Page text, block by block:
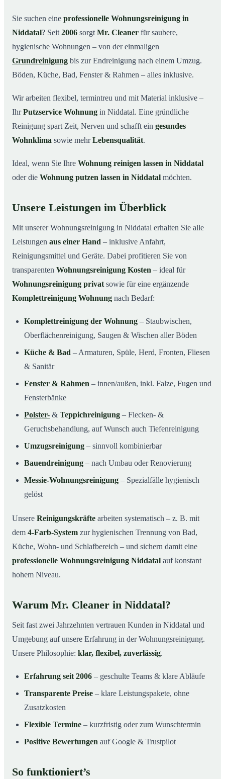
03Warum Mr. Cleaner in Niddatal?
04So funktioniert’s
05Typische Anlässe für eine Wohnungsreinigung
08So reinigen unsere Profis Ihre Wohnung in
Niddatal
Sie suchen eine professionelle Wohnungsreinigung in
Niddatal? Seit 2006 sorgt Mr. Cleaner für saubere,
hygienische Wohnungen – von der einmaligen
Grundreinigung bis zur Endreinigung nach einem Umzug.
Böden, Küche, Bad, Fenster & Rahmen – alles inklusive.
Wir arbeiten flexibel, termintreu und mit Material inklusive –
IhrPutzservice Wohnung in Niddatal. Eine gründliche
Reinigung spart Zeit, Nerven und schafft ein gesundes
Wohnklima sowie mehrLebensqualität.
Ideal, wenn Sie Ihre Wohnung reinigen lassen in Niddatal
oder die Wohnung putzen lassen in Niddatal möchten.
Unsere Leistungen im Überblick
Mit unserer Wohnungsreinigung in Niddatal erhalten Sie alle
Leistungen aus einer Hand – inklusive Anfahrt,
Reinigungsmittel und Geräte. Dabei profitieren Sie von
transparenten Wohnungsreinigung Kosten – ideal für
Wohnungsreinigung privat sowie für eine ergänzende
Komplettreinigung Wohnung nach Bedarf:
Komplettreinigung der Wohnung – Staubwischen,
Oberflächenreinigung, Saugen & Wischen aller Böden
Küche & Bad – Armaturen, Spüle, Herd, Fronten, Fliesen
& Sanitär
Fenster & Rahmen – innen/außen, inkl. Falze, Fugen und
Fensterbänke
Polster- & Teppichreinigung – Flecken- &
Geruchsbehandlung, auf Wunsch auch Tiefenreinigung
Umzugsreinigung – sinnvoll kombinierbar
Bauendreinigung – nach Umbau oder Renovierung
Messie-Wohnungsreinigung – Spezialfälle hygienisch
gelöst
Unsere Reinigungskräfte arbeiten systematisch – z. B. mit
dem 4-Farb-System zur hygienischen Trennung von Bad,
Küche, Wohn- und Schlafbereich – und sichern damit eine
professionelle Wohnungsreinigung Niddatal auf konstant
hohem Niveau.
Warum Mr. Cleaner in Niddatal?
Seit fast zwei Jahrzehnten vertrauen Kunden in Niddatal und
Umgebung auf unsere Erfahrung in der Wohnungsreinigung.
Unsere Philosophie: klar, flexibel, zuverlässig.
Erfahrung seit 2006 – geschulte Teams & klare Abläufe
Transparente Preise – klare Leistungspakete, ohne
Zusatzkosten
Flexible Termine – kurzfristig oder zum Wunschtermin
Positive Bewertungen auf Google & Trustpilot
So funktioniert’s